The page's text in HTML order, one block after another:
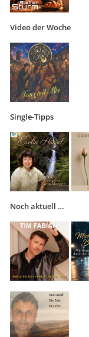
Video der Woche
Single-Tipps
Noch aktuell …